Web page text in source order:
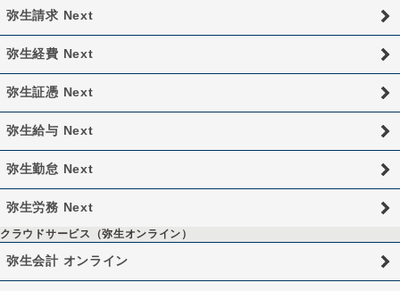
弥生請求 Next
弥生経費 Next
弥生証憑 Next
弥生給与 Next
弥生勤怠 Next
弥生労務 Next
クラウドサービス（弥生オンライン）
弥生会計 オンライン